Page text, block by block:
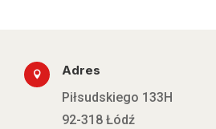

Adres
Piłsudskiego 133H
92-318 Łódź